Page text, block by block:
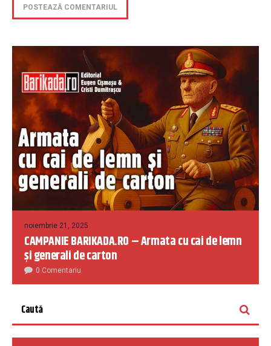
noiembrie 21, 2025
CAMPANIE BARIKADA.RO – Armata cu cai de lemn
și generali de carton
0 Comentariu